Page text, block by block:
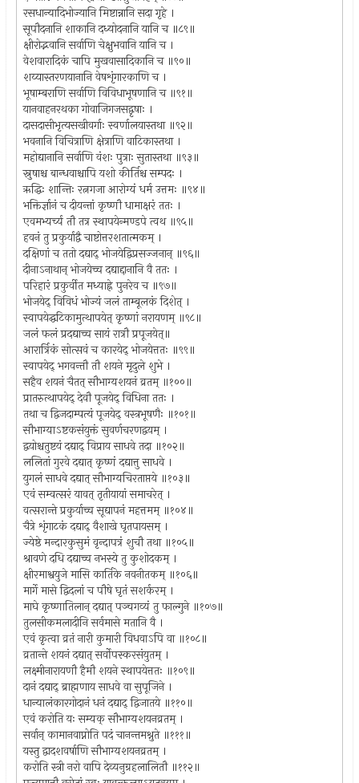
रसधान्यादिभोज्यानि मिष्टान्नानि सदा गृहे ।
सूपौदनानि शाकानि दध्योदनानि यानि च ॥८९॥
क्षीरोद्भवानि सर्वाणि चेक्षुभवानि यानि च ।
वेशवारादिकं चापि मुखवासादिकानि च ॥९०॥
शय्यास्तरणयानानि वेषशृंगारकाणि च ।
भूषाम्बराणि सर्वाणि विविधाभूषणानि च ॥९१॥
यानवाहनरथका गोवाजिगजसद्वृषाः ।
दासदासीभृत्यसखीवर्गाः स्वर्णालयास्तथा ॥९२॥
भवनानि विचित्राणि क्षेत्राणि वाटिकास्तथा ।
महोद्यानानि सर्वाणि वंशः पुत्राः सुतास्तथा ॥९३॥
स्नुषाश्च बान्धवाश्चापि यशो कीर्तिश्च सम्पदः ।
ऋद्धिः शान्तिः रत्नगजा आरोग्यं धर्म उत्तमः ॥९४॥
भक्तिर्ज्ञानं च दीयन्तां कृष्णौ धामाक्षरं ततः ।
एवमभ्यर्च्य तौ तत्र स्थापयेन्मण्डपे त्वथ ॥९५॥
हवनं तु प्रकुर्याद्वै चाष्टोत्तरशतात्मकम् ।
दक्षिणां च ततो दद्याद् भोजयेद्विप्रसज्जनान् ॥९६॥
दीनाऽनाथान् भोजयेच्च दद्याद्दानानि वै ततः ।
परिहारं प्रकुर्वीत मध्याह्ने पुनरेव च ॥९७॥
भोजयेद् विविधं भोज्यं जलं ताम्बूलकं दिशेत् ।
स्वापयेद्घटिकामुत्थापयेत् कृष्णां नरायणम् ॥९८॥
जलं फलं प्रदद्याच्च सायं रात्रौ प्रपूजयेत्॥
आरार्त्रिकं सोत्सवं च कारयेद् भोजयेत्ततः ॥९९॥
स्वापयेद् भगवन्तौ तौ शयने मृदुले शुभे ।
सहैव शयनं चैतत् सौभाग्यशयनं व्रतम् ॥१००॥
प्रातरुत्थापयेद् देवौ पूजयेद् विधिना ततः ।
तथा च द्विजदाम्पत्यं पूजयेद् वस्त्रभूषणैः ॥१०१॥
सौभाग्याऽष्टकसंयुक्तं सुवर्णचरणद्वयम् ।
द्वयोश्चतुष्टयं दद्याद् विप्राय साधवे तदा ॥१०२॥
ललितां गुरवे दद्यात् कृष्णं दद्यात्तु साधवे ।
युगलं साधवे दद्यात् सौभाग्यचिरताप्तये ॥१०३॥
एवं सम्वत्सरं यावत् तृतीयायां समाचरेत् ।
वत्सरान्ते प्रकुर्याच्च सूद्यापनं महत्तमम् ॥१०४॥
चैत्रे शृंगाटकं दद्याद् वैशाखे घृतपायसम् ।
ज्येष्ठे मन्दारकुसुमं वृन्दापत्रं शुचौ तथा ॥१०५॥
श्रावणे दधि दद्याच्च नभस्ये तु कुशोदकम् ।
क्षीरमाश्वयुजे मासि कार्तिके नवनीतकम् ॥१०६॥
मार्गे मासे द्विदलां च पौषे घृतं सशर्करम् ।
माघे कृष्णातिलान् दद्यात् पञ्चगव्यं तु फाल्गुने ॥१०७॥
तुलसीकमलादीनि सर्वमासे मतानि वै ।
एवं कृत्वा व्रतं नारी कुमारी विधवाऽपि वा ॥१०८॥
व्रतान्ते शयनं दद्यात् सर्वोपस्करसंयुतम् ।
लक्ष्मीनारायणौ हैमौ शयने स्थापयेत्ततः ॥१०९॥
दानं दद्याद् ब्राह्मणाय साधवे वा सुपूजिने ।
धान्यालंकारगोदानं धनं दद्याद् द्विजातये ॥११०॥
एवं करोति यः सम्यक् सौभाग्यशयनव्रतम् ।
सर्वान् कामानवाप्नोति पदं चानन्तमश्नुते ॥१११॥
यस्तु द्वादशवर्षाणि सौभाग्यशयनव्रतम् ।
करोति स्त्री नरो वापि देव्यनुग्रहलालितौ ॥११२॥